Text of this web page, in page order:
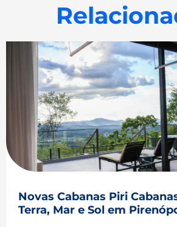
Novas Cabanas Piri
Terra, Mar e Sol em